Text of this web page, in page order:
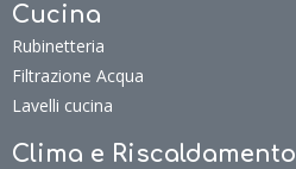
Cucina
Rubinetteria
Filtrazione Acqua
Lavelli cucina
Clima e Riscaldamento